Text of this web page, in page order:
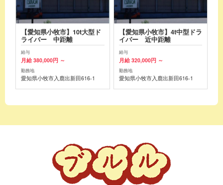
【愛知県小牧市】10t大型ド
ライバー 中距離
給与
月給 380,000円 ～
勤務地
愛知県小牧市入鹿出新田616-1
【愛知県小牧市】4t中型ドラ
イバー 近中距離
給与
月給 320,000円 ～
勤務地
愛知県小牧市入鹿出新田616-1